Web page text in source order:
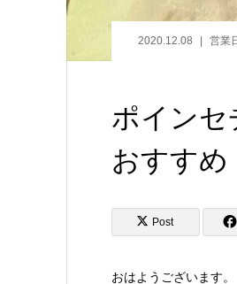
2020.12.08 営業
ポインセ
おすすめ
Post
おはようございます。